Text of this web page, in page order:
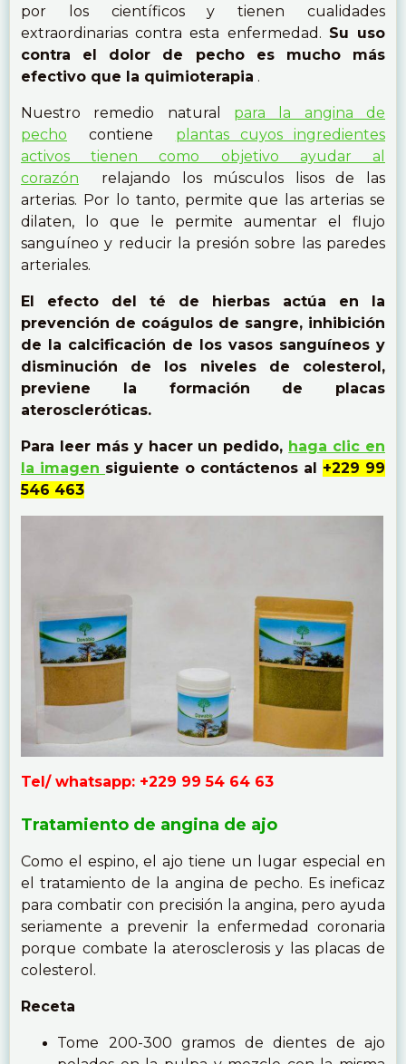
por los científicos y tienen cualidades
extraordinarias contra esta enfermedad. Su uso
contra el dolor de pecho es mucho más
efectivo que la quimioterapia .
Nuestro remedio natural para la angina de
pecho contiene plantas cuyos ingredientes
activos tienen como objetivo ayudar al
corazón relajando los músculos lisos de las
arterias. Por lo tanto, permite que las arterias se
dilaten, lo que le permite aumentar el flujo
sanguíneo y reducir la presión sobre las paredes
arteriales.
El efecto del té de hierbas actúa en la
prevención de coágulos de sangre, inhibición
de la calcificación de los vasos sanguíneos y
disminución de los niveles de colesterol,
previene la formación de placas
ateroscleróticas.
Para leer más y hacer un pedido, haga clic en
la imagen siguiente o contáctenos al +229 99
546 463
Tel/ whatsapp: +229 99 54 64 63
Tratamiento de angina de ajo
Como el espino, el ajo tiene un lugar especial en
el tratamiento de la angina de pecho. Es ineficaz
para combatir con precisión la angina, pero ayuda
seriamente a prevenir la enfermedad coronaria
porque combate la aterosclerosis y las placas de
colesterol.
Receta
Tome 200-300 gramos de dientes de ajo